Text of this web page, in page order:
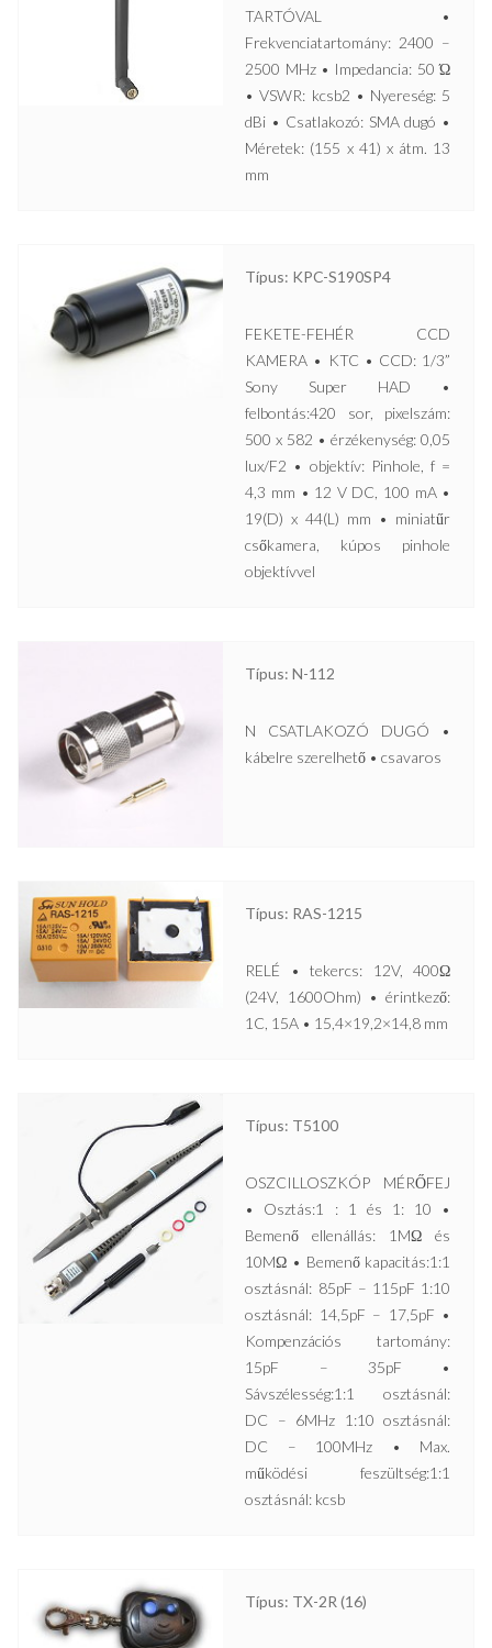
TARTÓVAL •
Frekvenciatartomány: 2400 –
2500 MHz • Impedancia: 50 Ώ
• VSWR: kcsb2 • Nyereség: 5
dBi • Csatlakozó: SMA dugó •
Méretek: (155 x 41) x átm. 13
mm
Típus: KPC-S190SP4
FEKETE-FEHÉR CCD
KAMERA • KTC • CCD: 1/3”
Sony Super HAD •
felbontás:420 sor, pixelszám:
500 x 582 • érzékenység: 0,05
lux/F2 • objektív: Pinhole, f =
4,3 mm • 12 V DC, 100 mA •
19(D) x 44(L) mm • miniatűr
csőkamera, kúpos pinhole
objektívvel
Típus: N-112
N CSATLAKOZÓ DUGÓ •
kábelre szerelhető • csavaros
Típus: RAS-1215
RELÉ • tekercs: 12V, 400Ω
(24V, 1600Ohm) • érintkező:
1C, 15A • 15,4×19,2×14,8 mm
Típus: T5100
OSZCILLOSZKÓP MÉRŐFEJ
• Osztás:1 : 1 és 1: 10 •
Bemenő ellenállás: 1MΩ és
10MΩ • Bemenő kapacitás:1:1
osztásnál: 85pF – 115pF 1:10
osztásnál: 14,5pF – 17,5pF •
Kompenzációs tartomány:
15pF – 35pF •
Sávszélesség:1:1 osztásnál:
DC – 6MHz 1:10 osztásnál:
DC – 100MHz • Max.
működési feszültség:1:1
osztásnál: kcsb
Típus: TX-2R (16)